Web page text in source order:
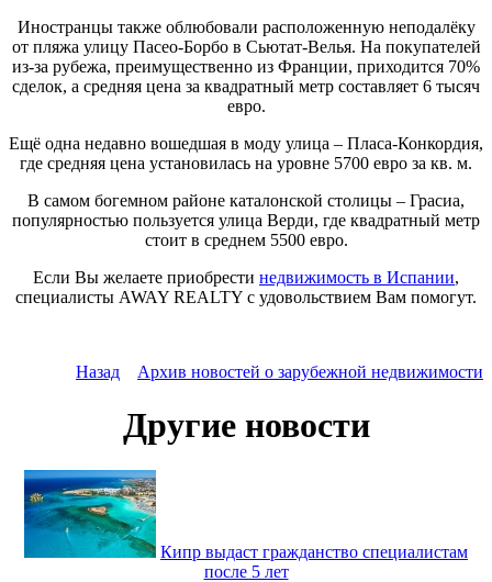
Иностранцы также облюбовали расположенную неподалёку
от пляжа улицу Пасео-Борбо в Сьютат-Велья. На покупателей
из-за рубежа, преимущественно из Франции, приходится 70%
сделок, а средняя цена за квадратный метр составляет 6 тысяч
евро.
Ещё одна недавно вошедшая в моду улица – Пласа-Конкордия,
где средняя цена установилась на уровне 5700 евро за кв. м.
В самом богемном районе каталонской столицы – Грасиа,
популярностью пользуется улица Верди, где квадратный метр
стоит в среднем 5500 евро.
Если Вы желаете приобрести недвижимость в Испании,
специалисты AWAY REALTY с удовольствием Вам помогут.
Назад Архив новостей о зарубежной недвижимости
Другие новости
Кипр выдаст гражданство специалистам
после 5 лет